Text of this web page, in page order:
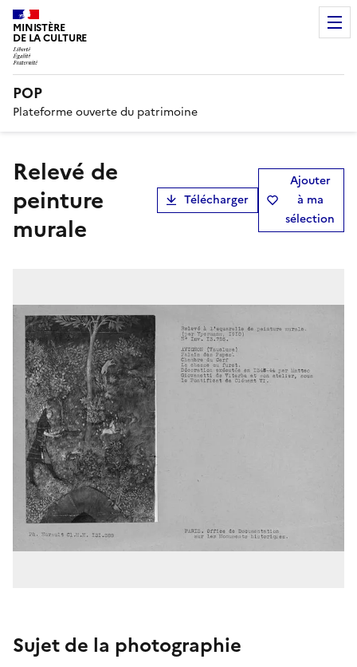
MINISTÈRE
DE LA CULTURE
POP
Plateforme ouverte du patrimoine
Relevé de
peinture
murale
Télécharger
Ajouter
à ma
sélection
Sujet de la photographie